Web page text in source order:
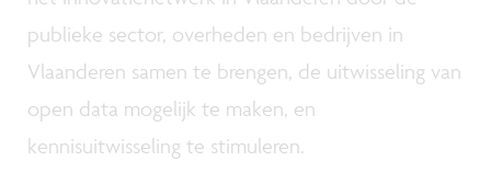
publieke sector, overheden en bedrijven in
Vlaanderen samen te brengen, de uitwisseling van
open data mogelijk te maken, en
kennisuitwisseling te stimuleren.